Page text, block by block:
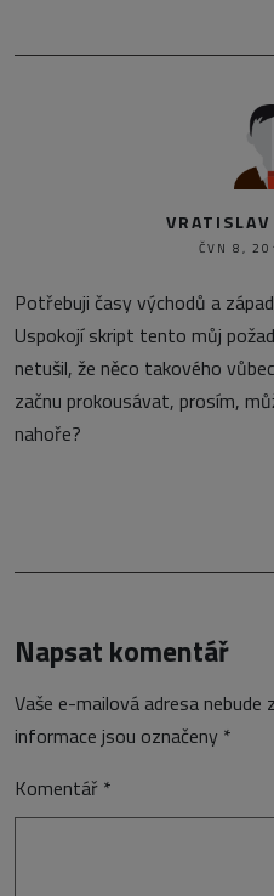
ČVN 8,
Potřebuji časy východů a
Uspokojí skript tento můj
netušil, že něco takového
začnu prokousávat, prosím,
nahoře?
Napsat komentář
Vaše e-mailová adresa nebude
informace jsou označeny *
Komentář *